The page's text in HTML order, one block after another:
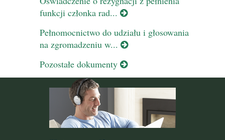
funkcji członka rad...
Pełnomocnictwo do udziału i głosowania
na zgromadzeniu w...
Pozostałe dokumenty